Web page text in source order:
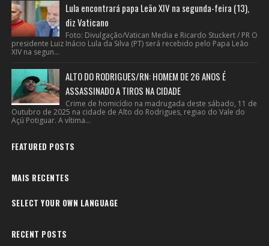
Lula encontrará papa Leão XIV na segunda-feira (13),
diz Vaticano
Foto: Divulgação/Vatican Media e Ricardo Stuckert / PR O
presidente Luiz Inácio Lula da Silva (PT) será recebido pelo Papa Leão
XIV na segun...
ALTO DO RODRIGUES/RN: HOMEM DE 26 ANOS É
ASSASSINADO A TIROS NA CIDADE
Crime de homicídio na madrugada deste sábado, 11 de
Outubro de 2025 na cidade de Alto do Rodrigues, regiao do Vale do
Açú Potiguar. A vítima...
FEATURED POSTS
MAIS RECENTES
SELECT YOUR OWN LANGUAGE
RECENT POSTS